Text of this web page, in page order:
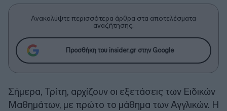
Ανακαλύψτε περισσότερα άρθρα στα αποτελέσματα
αναζήτησης.
Προσθήκη του insider.gr στην Google
Σήμερα, Τρίτη, αρχίζουν οι εξετάσεις των Ειδικών
Μαθημάτων, με πρώτο το μάθημα των Αγγλικών. Η